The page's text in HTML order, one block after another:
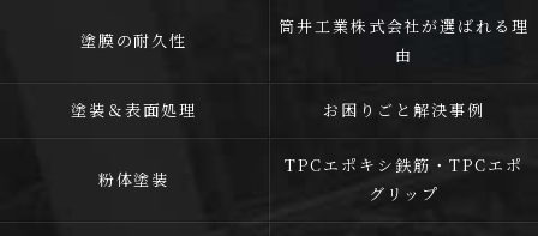
塗膜の耐久性
筒井工業株式会社が選ばれる理
由
塗装＆表面処理 お困りごと解決事例
粉体塗装
TPCエポキシ鉄筋・TPCエポ
グリップ